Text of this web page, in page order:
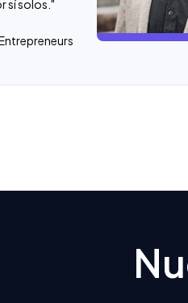
sí solos."